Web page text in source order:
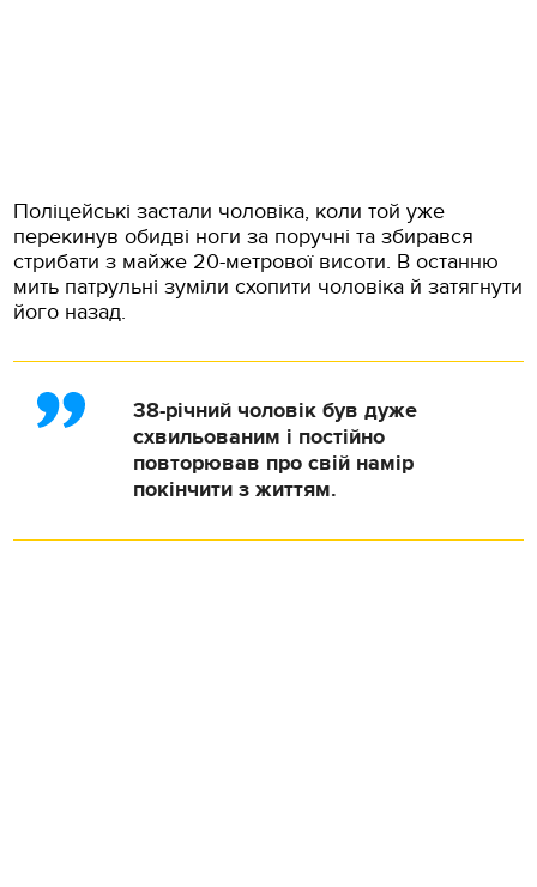
Поліцейські застали чоловіка, коли той уже
перекинув обидві ноги за поручні та збирався
стрибати з майже 20-метрової висоти. В останню
мить патрульні зуміли схопити чоловіка й затягнути
його назад.
38-річний чоловік був дуже
схвильованим і постійно
повторював про свій намір
покінчити з життям.